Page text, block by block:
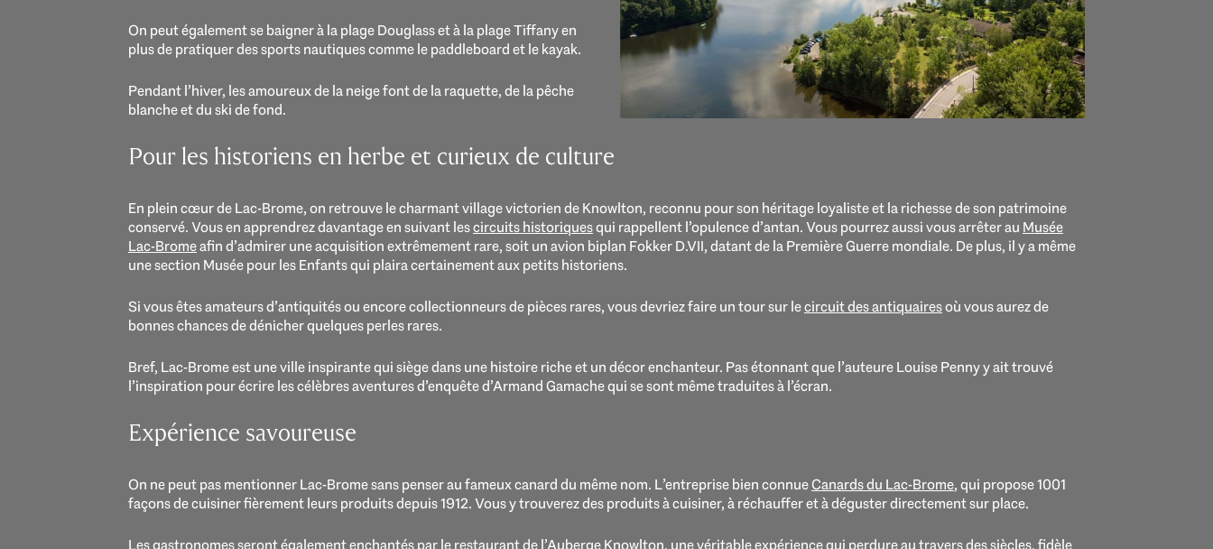
On peut également se baigner à la plage Douglass et à la plage Tiffany en
plus de pratiquer des sports nautiques comme le paddleboard et le kayak.
Pendant l’hiver, les amoureux de la neige font de la raquette, de la pêche
blanche et du ski de fond.
Pour les historiens en herbe et curieux de culture
En plein cœur de Lac-Brome, on retrouve le charmant village victorien de Knowlton, reconnu pour son héritage loyaliste et la richesse de son patrimoine
conservé. Vous en apprendrez davantage en suivant lescircuits historiquesqui rappellent l’opulence d’antan. Vous pourrez aussi vous arrêter au Musée
Lac-Bromeafin d’admirer une acquisition extrêmement rare, soit un avion biplan Fokker D.VII, datant de la Première Guerre mondiale. De plus, il y a même
une section Musée pour les Enfants qui plaira certainement aux petits historiens.
Si vous êtes amateurs d’antiquités ou encore collectionneurs de pièces rares, vous devriez faire un tour sur lecircuit des antiquairesoù vous aurez de
bonnes chances de dénicher quelques perles rares.
Bref, Lac-Brome est une ville inspirante qui siège dans une histoire riche et un décor enchanteur. Pas étonnant que l’auteure Louise Penny y ait trouvé
l’inspiration pour écrire les célèbres aventures d’enquête d’Armand Gamache qui se sont même traduites à l’écran.
Expérience savoureuse
On ne peut pas mentionner Lac-Brome sans penser au fameux canard du même nom. L’entreprise bien connueCanards du Lac-Brome, qui propose 1001
façons de cuisiner fièrement leurs produits depuis 1912. Vous y trouverez des produits à cuisiner, à réchauffer et à déguster directement sur place.